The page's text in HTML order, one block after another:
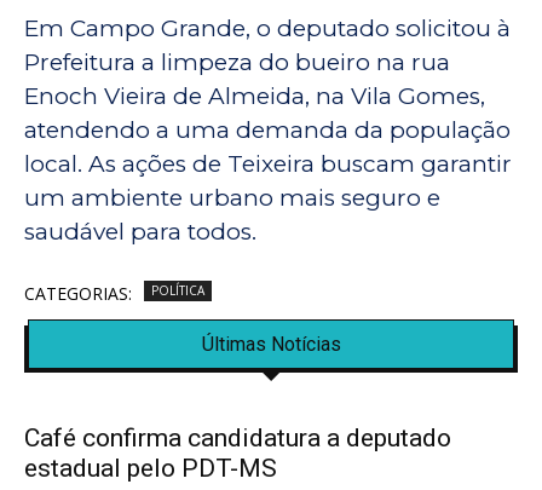
Em Campo Grande, o deputado solicitou à
Prefeitura a limpeza do bueiro na rua
Enoch Vieira de Almeida, na Vila Gomes,
atendendo a uma demanda da população
local. As ações de Teixeira buscam garantir
um ambiente urbano mais seguro e
saudável para todos.
CATEGORIAS: POLÍTICA
Últimas Notícias
Café confirma candidatura a deputado
estadual pelo PDT-MS